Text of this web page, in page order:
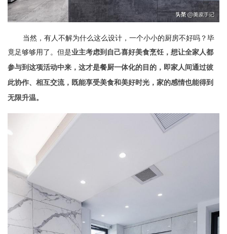
当然，有人不解为什么这么设计，一个小小的厨房不好吗？毕
竟足够够用了。但是业主考虑到自己喜好美食烹饪，想让全家人都
参与到这项活动中来，这才是餐厨一体化的目的，即家人间通过彼
此协作、相互交流，既能享受美食和美好时光，家的感情也能得到
无限升温。